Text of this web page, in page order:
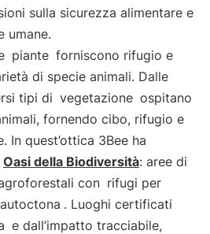
sulla sicurezza alimentare e
umane.
piante forniscono rifugio e
di specie animali. Dalle
tipi di vegetazione ospitano
fornendo cibo, rifugio e
In quest’ottica 3Bee ha
Oasi della Biodiversità: aree di
con rifugi per
. Luoghi certificati
e dall’impatto tracciabile,